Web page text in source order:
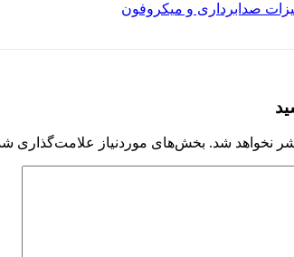
صدابرداری و میکروفون
نخواهد شد. بخش‌های موردنیاز علامت‌گذاری